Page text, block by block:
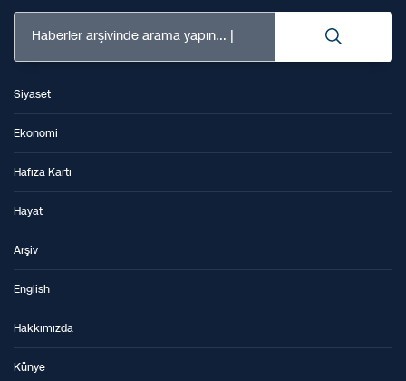
Haberler arşivinde arama yapın...
Siyaset
Ekonomi
Hafıza Kartı
Hayat
Arşiv
English
Hakkımızda
Künye